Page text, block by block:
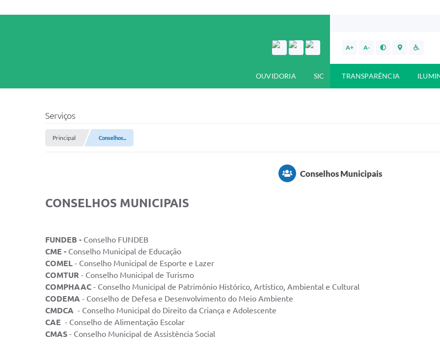
A+ A-
OUVIDORIA SIC TRANSPARÊNCIA
Serviços
Principal Conselhos...
Conselhos Municipais
CONSELHOS MUNICIPAIS
FUNDEB - Conselho FUNDEB
CME - Conselho Municipal de Educação
COMEL - Conselho Municipal de Esporte e Lazer
COMTUR - Conselho Municipal de Turismo
COMPHAAC - Conselho Municipal de Patrimônio Histórico, Artístico, Ambiental e Cultural
CODEMA - Conselho de Defesa e Desenvolvimento do Meio Ambiente
CMDCA - Conselho Municipal do Direito da Criança e Adolescente
CAE - Conselho de Alimentação Escolar
CMAS - Conselho Municipal de Assistência Social